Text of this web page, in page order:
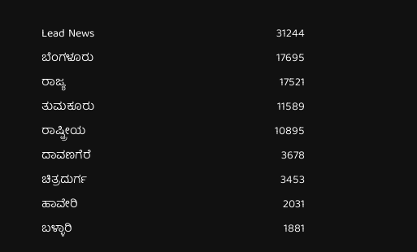
Lead News
31244
ಬೆಂಗಳೂರು
17695
ರಾಜ್ಯ
17521
ತುಮಕೂರು
11589
ರಾಷ್ಟ್ರೀಯ
10895
ದಾವಣಗೆರೆ
3678
ಚಿತ್ರದುರ್ಗ
3453
ಹಾವೇರಿ
2031
ಬಳ್ಳಾರಿ
1881